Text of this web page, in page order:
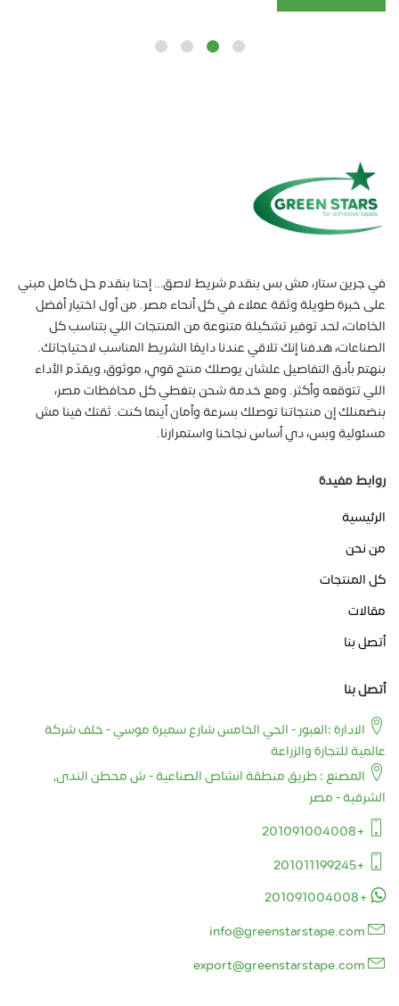
في جرين ستار، مش بس بنقدم شريط لاصق… إحنا بنقدم حل كامل مبني
على خبرة طويلة وثقة عملاء في كل أنحاء مصر. من أول اختيار أفضل
الخامات، لحد توفير تشكيلة متنوعة من المنتجات اللي بتناسب كل
الصناعات، هدفنا إنك تلاقي عندنا دايمًا الشريط المناسب لاحتياجاتك.
بنهتم بأدق التفاصيل علشان يوصلك منتج قوي، موثوق، ويقدّم الأداء
اللي تتوقعه وأكثر. ومع خدمة شحن بتغطي كل محافظات مصر،
بنضمنلك إن منتجاتنا توصلك بسرعة وأمان أينما كنت. ثقتك فينا مش
مسئولية وبس، دي أساس نجاحنا واستمرارنا.
روابط مفيدة
الرئيسية
من نحن
كل المنتجات
مقالات
أتصل بنا
أتصل بنا
الادارة :العبور - الحي الخامس شارع سميرة موسي - خلف شركة
عالمية للتجارة والزراعة
المصنع : طريق منطقة انشاص الصناعية - ش محطن الندى,
الشرقية - مصر
+201091004008
+201011199245
+201091004008
info@greenstarstape.com
export@greenstarstape.com